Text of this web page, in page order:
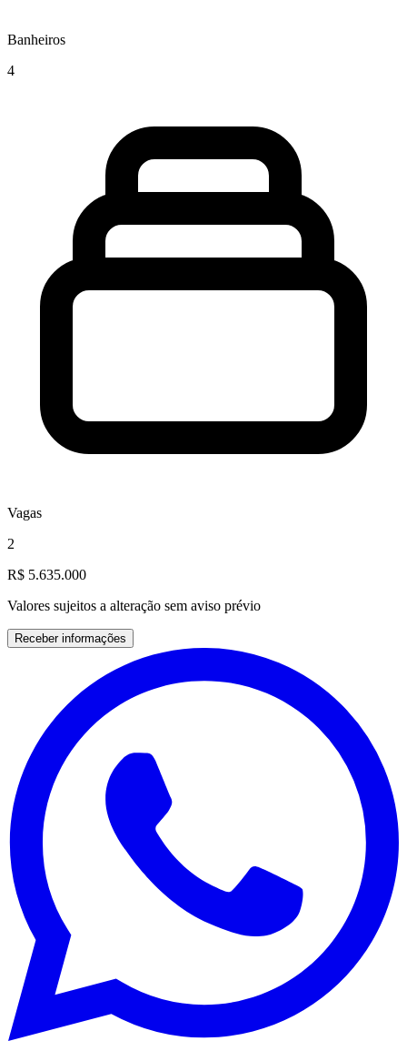
Banheiros
4
Vagas
2
R$ 5.635.000
Valores sujeitos a alteração sem aviso prévio
Receber informações